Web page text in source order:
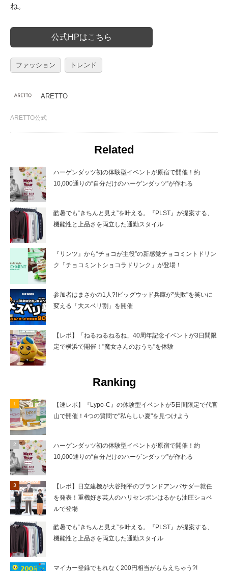
ね。
公式HPはこちら
ファッション トレンド
ARETTO
ARETTO公式
Related
ハーゲンダッツ初の体験型イベントが原宿で開催！約
10,000通りの“自分だけのハーゲンダッツ”が作れる
酷暑でも“きちんと見え”を叶える。『PLST』が提案する、
機能性と上品さを両立した通勤スタイル
『リンツ』から“チョコが主役”の新感覚チョコミントドリン
ク「チョコミントショコラドリンク」が登場！
参加者はまさかの1人?!ビッグウッド兵庫が"失敗"を笑いに
変える「大スベリ割」を開催
【レポ】「ねるねるねるね」40周年記念イベントが3日間限
定で横浜で開催！"魔女さんのおうち"を体験
Ranking
【速レポ】『Lypo-C』の体験型イベントが5日間限定で代官
山で開催！4つの質問で"私らしい夏"を見つけよう
ハーゲンダッツ初の体験型イベントが原宿で開催！約
10,000通りの“自分だけのハーゲンダッツ”が作れる
【レポ】日立建機が大谷翔平のブランドアンバサダー就任
を発表！重機好き芸人のハリセンボンはるかも油圧ショベ
ルで登場
酷暑でも“きちんと見え”を叶える。『PLST』が提案する、
機能性と上品さを両立した通勤スタイル
マイカー登録でもれなく200円相当がもらえちゃう?!